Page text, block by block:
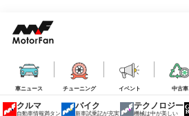
車ニュース チューニング イベント 中古車
クルマ
自動車情報満タン
バイク
新車試乗記が充実
テクノロジー
機械は中が美しい